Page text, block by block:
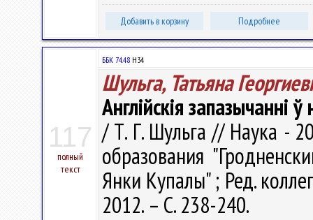
Добавить в корзину Подробнее
117
полный
текст
ББК 74.48 Н34
Шульга, Татьяна
Англійскія запазычанні
/ Т. Г. Шульга // Наука -
образования
Янки Купалы" ; Ред.
2012. – С. 238-240.